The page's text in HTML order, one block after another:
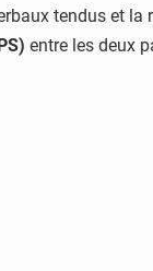
tendus et la
entre les deux